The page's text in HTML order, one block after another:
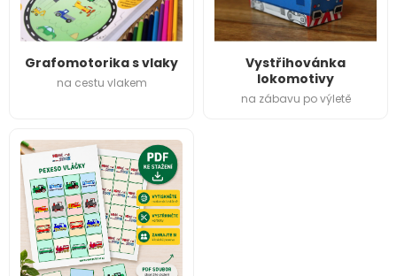
Grafomotorika s vlaky
na cestu vlakem
Vystřihovánka
lokomotivy
na zábavu po výletě